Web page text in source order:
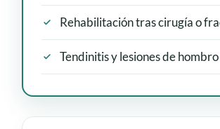
Rehabilitación tras cirugía o
Tendinitis y lesiones de